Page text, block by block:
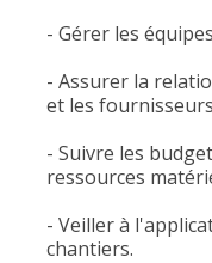
- Gérer les
- Assurer la
et les
- Suivre les
ressources
- Veiller à
chantiers.